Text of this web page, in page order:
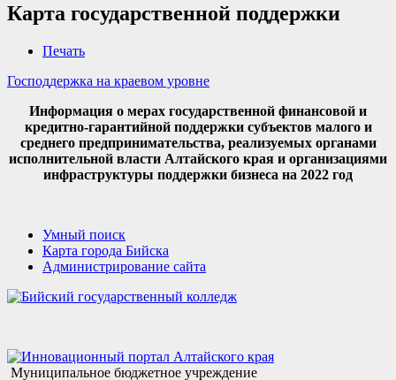
Карта государственной поддержки
Печать
Господдержка на краевом уровне
Информация о мерах государственной финансовой и
кредитно-гарантийной поддержки субъектов малого и
среднего предпринимательства, реализуемых органами
исполнительной власти Алтайского края и организациями
инфраструктуры поддержки бизнеса на 2022 год
Умный поиск
Карта города Бийска
Администрирование сайта
Муниципальное бюджетное учреждение